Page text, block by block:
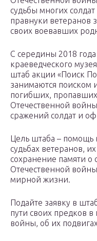
судьбы многих
правнуки ветеранов
своих воевавших
С середины 2018
краеведческого
штаб акции «Поиск
занимаются поиском
погибших,
Отечественной
сражений солдат и
Цель штаба – помощь
судьбах ветеранов,
сохранение памяти о
Отечественной
мирной жизни.
Подайте заявку в
пути своих предков
войны, об их